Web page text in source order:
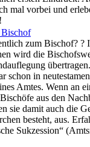
mal vorbei und
zum Bischof? ?
wird die
schon in
Amtes. Wenn an
aus den
sie damit auch die
besteht, aus.
Sukzession“